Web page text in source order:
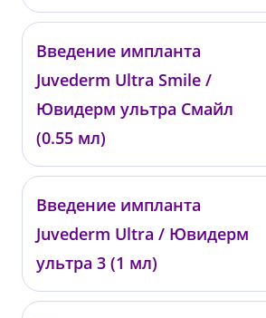
0254
от 27 200 ₽
Введение импланта
Juvederm Ultra Smile /
Ювидерм ультра Смайл
(0.55 мл)
00951
от 27 000 ₽
Введение импланта
Juvederm Ultra / Ювидерм
ультра 3 (1 мл)